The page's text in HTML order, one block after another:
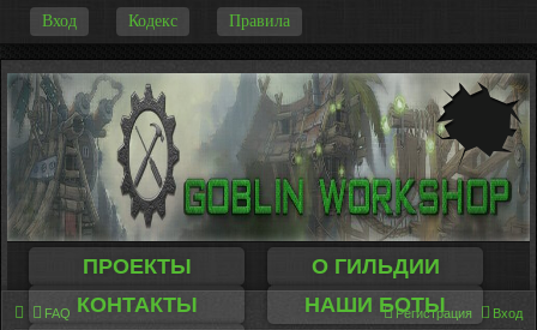
Вход Кодекс Правила
ПРОЕКТЫ
О ГИЛЬДИИ
КОНТАКТЫ
НАШИ БОТЫ
FAQ Вход
Регистрация